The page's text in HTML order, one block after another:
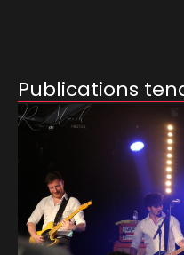
Publications